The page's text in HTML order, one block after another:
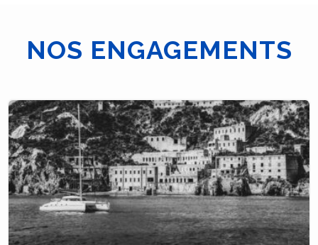
NOS ENGAGEMENTS
Navigation
des
articles